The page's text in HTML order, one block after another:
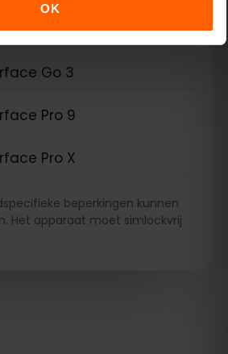
OK
Duo 2
Go 3
Pro 9
Pro X
beperkingen kunnen
Het apparaat moet simlockvrij